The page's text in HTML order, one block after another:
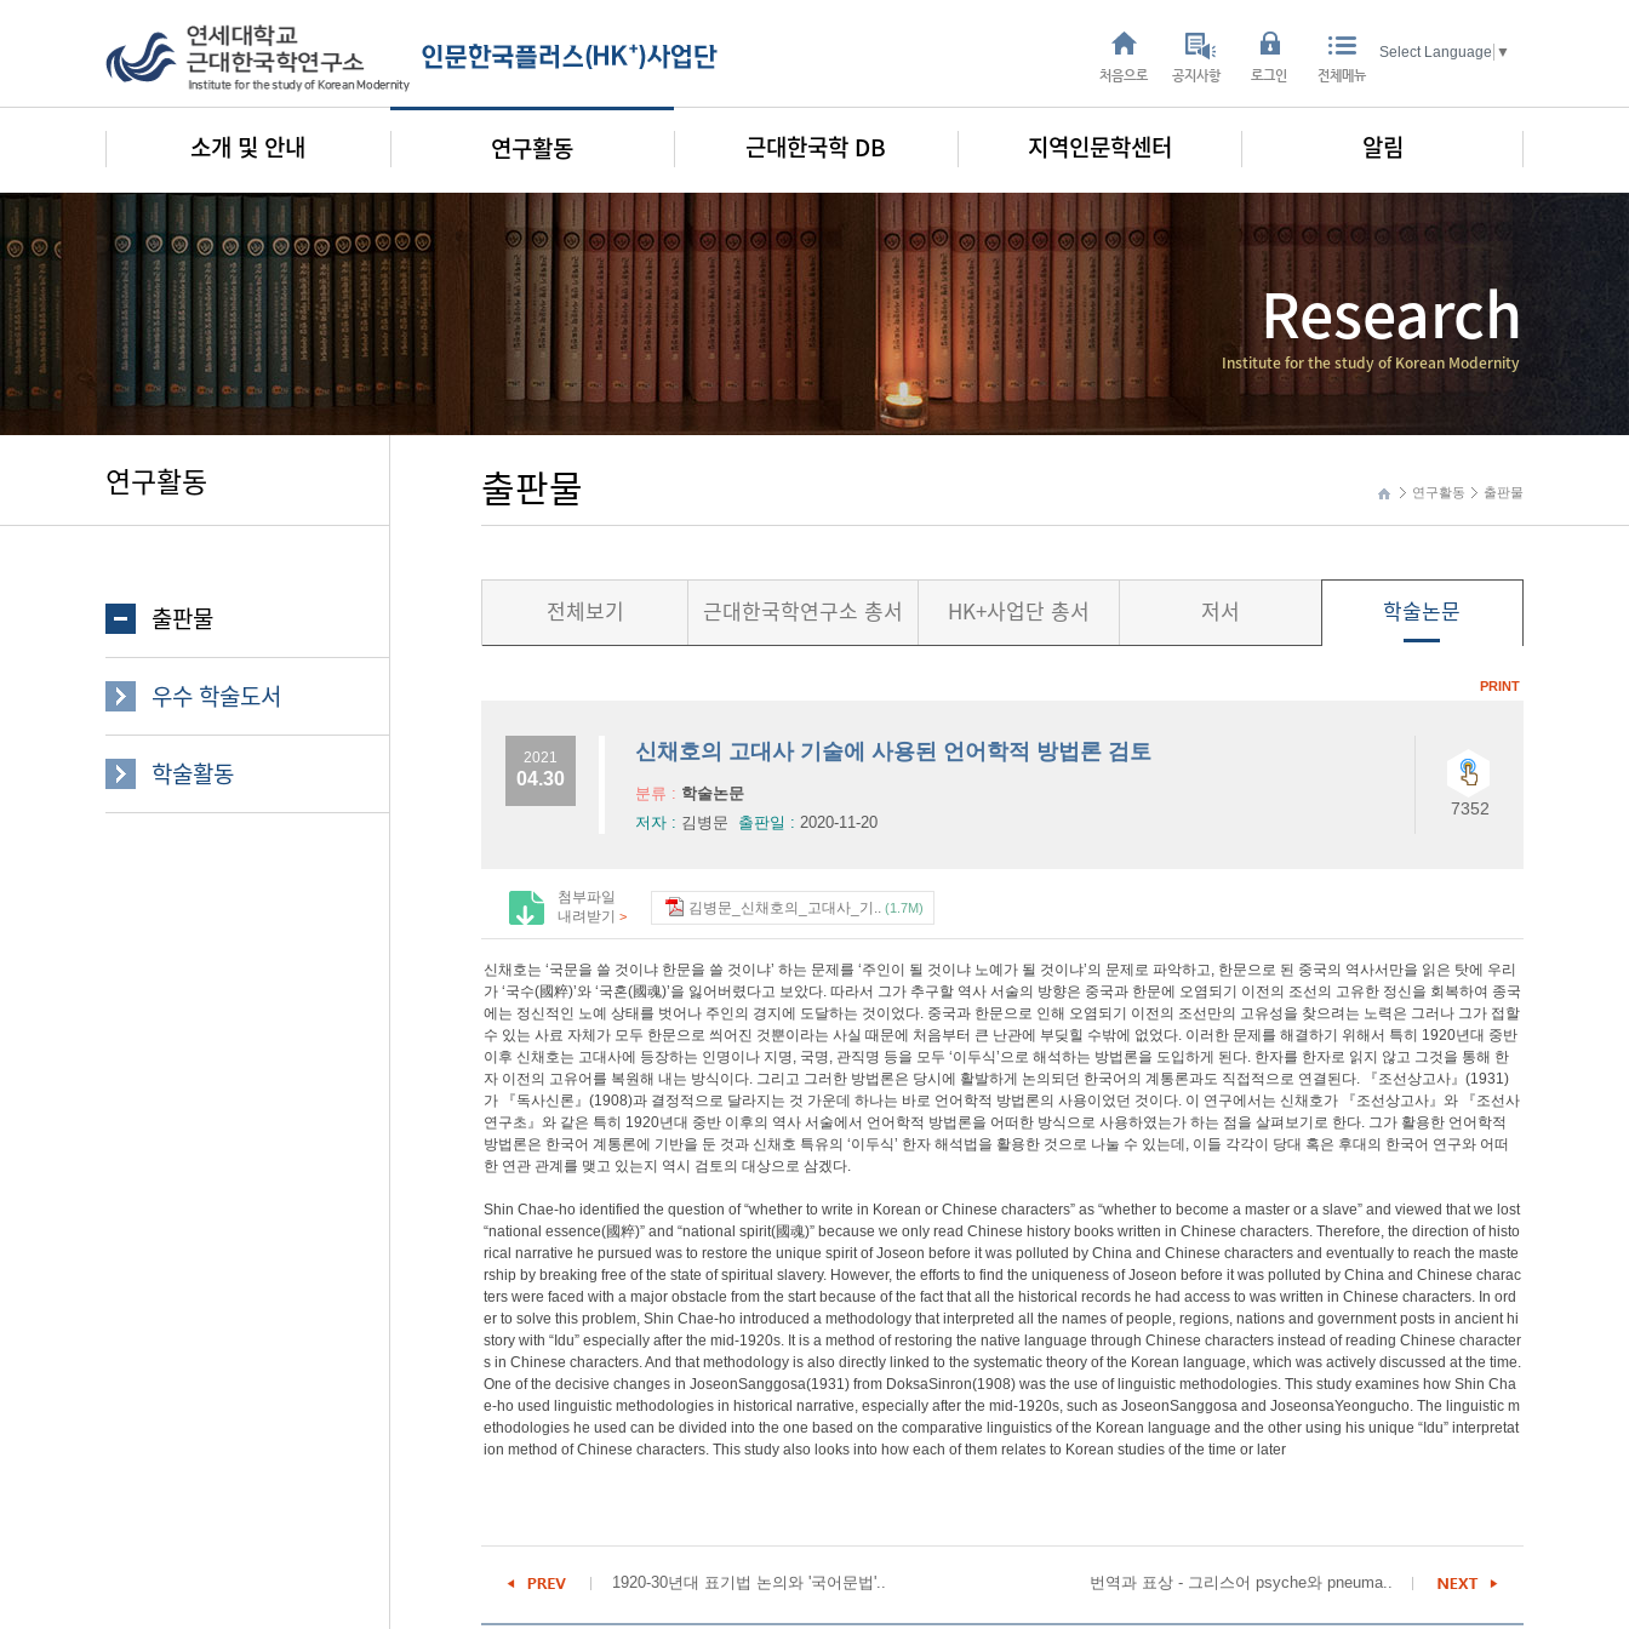
Select Language ▼
전체메뉴
로그인
공지사항
처음으로
소개 및 안내 연구활동 근대한국학 DB 지역인문학센터 알림
Research
Institute for the study of Korean Modernity
연구활동
출판물
우수 학술도서
학술활동
출판물 연구활동 출판물
전체보기 근대한국학연구소 총서 HK+사업단 총서 저서 학술논문
PRINT
2021
04.30
신채호의 고대사 기술에 사용된 언어학적 방법론 검토
분류 : 학술논문
저자 : 김병문 출판일 : 2020-11-20
7352
첨부파일
내려받기 > 김병문_신채호의_고대사_기.. (1.7M)
신채호는 ‘국문을 쓸 것이냐 한문을 쓸 것이냐’ 하는 문제를 ‘주인이 될 것이냐 노예가 될 것이냐’의 문제로 파악하고, 한문으로 된 중국의 역사서만을 읽은 탓에 우리
가 ‘국수(國粹)’와 ‘국혼(國魂)’을 잃어버렸다고 보았다. 따라서 그가 추구할 역사 서술의 방향은 중국과 한문에 오염되기 이전의 조선의 고유한 정신을 회복하여 종국
에는 정신적인 노예 상태를 벗어나 주인의 경지에 도달하는 것이었다. 중국과 한문으로 인해 오염되기 이전의 조선만의 고유성을 찾으려는 노력은 그러나 그가 접할
수 있는 사료 자체가 모두 한문으로 씌어진 것뿐이라는 사실 때문에 처음부터 큰 난관에 부딪힐 수밖에 없었다. 이러한 문제를 해결하기 위해서 특히 1920년대 중반
이후 신채호는 고대사에 등장하는 인명이나 지명, 국명, 관직명 등을 모두 ‘이두식’으로 해석하는 방법론을 도입하게 된다. 한자를 한자로 읽지 않고 그것을 통해 한
자 이전의 고유어를 복원해 내는 방식이다. 그리고 그러한 방법론은 당시에 활발하게 논의되던 한국어의 계통론과도 직접적으로 연결된다. 『조선상고사』(1931)
가 『독사신론』(1908)과 결정적으로 달라지는 것 가운데 하나는 바로 언어학적 방법론의 사용이었던 것이다. 이 연구에서는 신채호가 『조선상고사』와 『조선사
연구초』와 같은 특히 1920년대 중반 이후의 역사 서술에서 언어학적 방법론을 어떠한 방식으로 사용하였는가 하는 점을 살펴보기로 한다. 그가 활용한 언어학적
방법론은 한국어 계통론에 기반을 둔 것과 신채호 특유의 ‘이두식’ 한자 해석법을 활용한 것으로 나눌 수 있는데, 이들 각각이 당대 혹은 후대의 한국어 연구와 어떠
한 연관 관계를 맺고 있는지 역시 검토의 대상으로 삼겠다.
Shin Chae-ho identified the question of “whether to write in Korean or Chinese characters” as “whether to become a master or a slave” and viewed that we lost
“national essence(國粹)” and “national spirit(國魂)” because we only read Chinese history books written in Chinese characters. Therefore, the direction of histo
rical narrative he pursued was to restore the unique spirit of Joseon before it was polluted by China and Chinese characters and eventually to reach the maste
rship by breaking free of the state of spiritual slavery. However, the efforts to find the uniqueness of Joseon before it was polluted by China and Chinese charac
ters were faced with a major obstacle from the start because of the fact that all the historical records he had access to was written in Chinese characters. In ord
er to solve this problem, Shin Chae-ho introduced a methodology that interpreted all the names of people, regions, nations and government posts in ancient hi
story with “Idu” especially after the mid-1920s. It is a method of restoring the native language through Chinese characters instead of reading Chinese character
s in Chinese characters. And that methodology is also directly linked to the systematic theory of the Korean language, which was actively discussed at the time.
One of the decisive changes in JoseonSanggosa(1931) from DoksaSinron(1908) was the use of linguistic methodologies. This study examines how Shin Cha
e-ho used linguistic methodologies in historical narrative, especially after the mid-1920s, such as JoseonSanggosa and JoseonsaYeongucho. The linguistic m
ethodologies he used can be divided into the one based on the comparative linguistics of the Korean language and the other using his unique “Idu” interpretat
ion method of Chinese characters. This study also looks into how each of them relates to Korean studies of the time or later
1920-30년대 표기법 논의와 '국어문법'.. 번역과 표상 - 그리스어 psyche와 pneuma..